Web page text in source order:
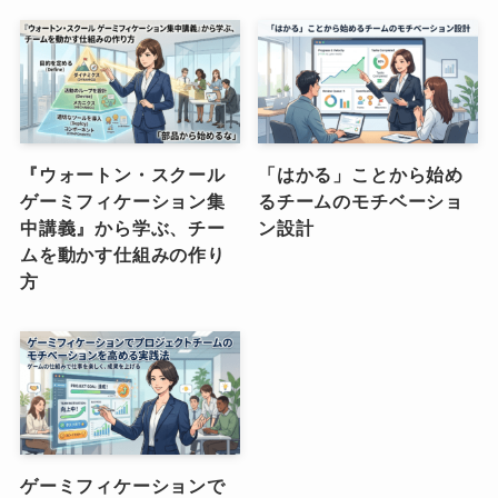
『ウォートン・スクール
ゲーミフィケーション集
中講義』から学ぶ、チー
ムを動かす仕組みの作り
方
「はかる」ことから始め
るチームのモチベーショ
ン設計
ゲーミフィケーションで